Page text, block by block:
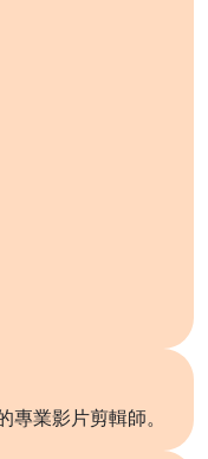
業影片剪輯師。